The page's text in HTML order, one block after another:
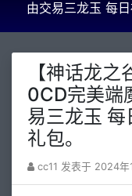
由交易三龙玉 每日
【神话龙之
0CD完美端
易三龙玉
礼包。
cc11 发表于 2024年